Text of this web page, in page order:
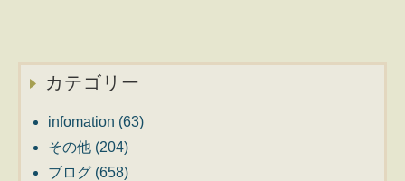
カテゴリー
infomation (63)
その他 (204)
ブログ (658)